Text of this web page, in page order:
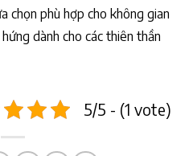
chọn phù hợp cho không gian
dành cho các thiên thần
5/5 - (1 vote)